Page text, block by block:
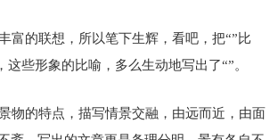
富的联想，所以笔下生辉，看吧，把“”比
这些形象的比喻，多么生动地写出了“”。
物的特点，描写情景交融，由远而近，由面